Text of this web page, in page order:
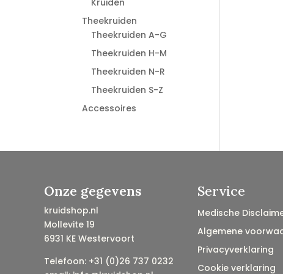
Kruiden
Theekruiden
Theekruiden A-G
Theekruiden H-M
Theekruiden N-R
Theekruiden S-Z
Accessoires
Onze gegevens
kruidshop.nl
Mollevite 19
6931 KE Westervoort
Telefoon: +31 (0)26 737 0232
Service
Medische
Algemene
Privacyverklaring
Cookie verklaring